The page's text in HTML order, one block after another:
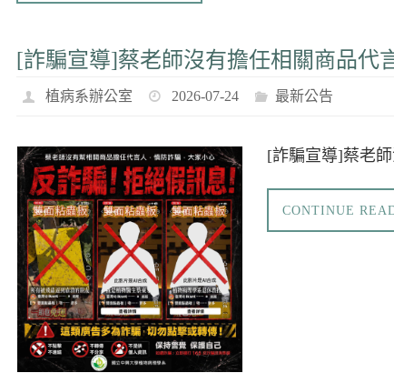
[詐騙宣導]蔡老師沒有擔任相關商品代
植病系辦公室 2026-07-24 最新公告
[詐騙宣導]蔡老
CONTINUE